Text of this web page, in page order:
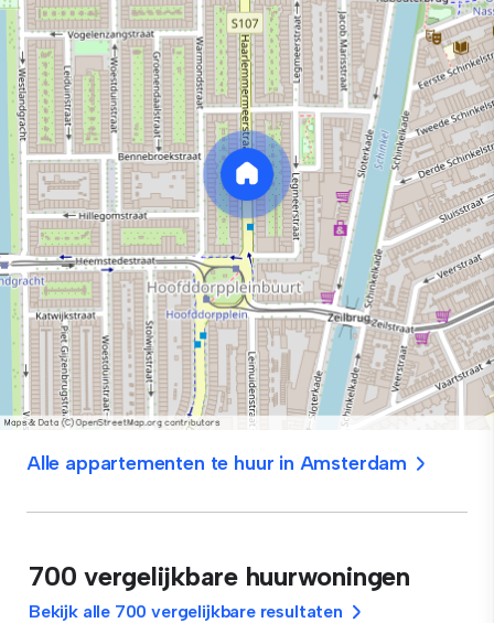
Alle appartementen te huur in Amsterdam
700 vergelijkbare huurwoningen
Bekijk alle 700 vergelijkbare resultaten